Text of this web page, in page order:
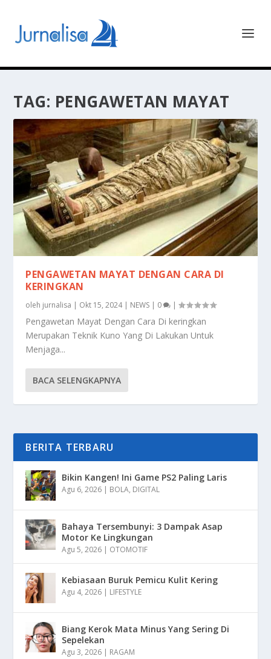
TAG: PENGAWETAN MAYAT
PENGAWETAN MAYAT DENGAN CARA DI
KERINGKAN
oleh jurnalisa | Okt 15, 2024| NEWS | 0 |
Pengawetan Mayat Dengan Cara Di keringkan
Merupakan Teknik Kuno Yang Di Lakukan Untuk
Menjaga...
BACA SELENGKAPNYA
BERITA TERBARU
Bikin Kangen! Ini Game PS2 Paling Laris
Agu 6, 2026 | BOLA, DIGITAL
Bahaya Tersembunyi: 3 Dampak Asap
Motor Ke Lingkungan
Agu 5, 2026 | OTOMOTIF
Kebiasaan Buruk Pemicu Kulit Kering
Agu 4, 2026 | LIFESTYLE
Biang Kerok Mata Minus Yang Sering Di
Sepelekan
Agu 3, 2026 | RAGAM